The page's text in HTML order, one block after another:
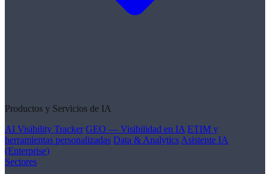
Productos y Servicios de IA
AI Visibility Tracker GEO — Visibilidad en IA ETIM y
herramientas personalizadas Data & Analytics Asistente IA
(Enterprise)
Sectores